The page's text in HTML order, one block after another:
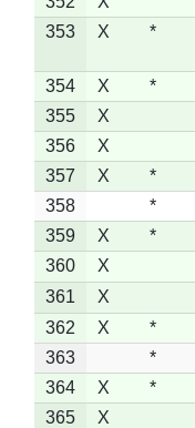
353
X *
354 X *
355
X
356
X
357
X *
358
*
359
X *
360
X
361
X
362
X *
363
*
364
X *
365
X